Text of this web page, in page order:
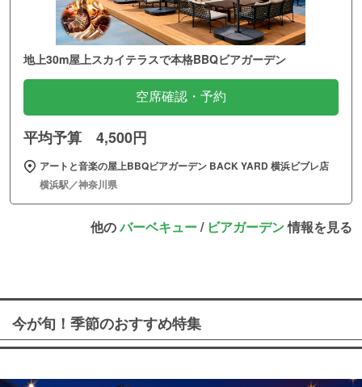
地上30m屋上スカイテラスで本格BBQビアガーデン
空席確認・予約
平均予算 4,500円
アートと音楽の屋上BBQビアガーデン BACK YARD 横浜ビブレ店
横浜駅／神奈川県
他のバーベキュー/ ビアガーデン情報を見る
今が旬！季節のおすすめ特集